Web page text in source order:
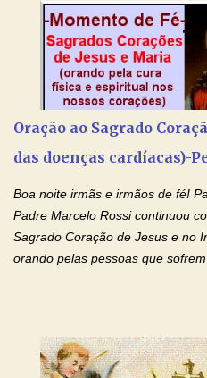
conforto, boa alimentação,
procuram orientá-los para que
alegrias, com seus dissabores.
vitórias, em seus fracassos, em
exceções, mas essas exceções
estado natural, normal. O mundo
absurdas. Temos notícia de pais
filhos. Mas isso não é o c...
Oração ao Sagrado
das doenças cardíacas)-
Boa noite irmãs e irmãos de fé!
Padre Marcelo Rossi continuou
Sagrado Coração de Jesus e no
orando pelas pessoas que
esta abençoada semana de
Momento de Fé, vamos juntos